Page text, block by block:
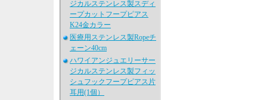
ジカルステンレス製スディ
ープカットフープピアス
K24金カラー
医療用ステンレス製Ropeチ
ェーン40cm
ハワイアンジュエリーサー
ジカルステンレス製フィッ
シュフックフープピアス片
耳用(1個）